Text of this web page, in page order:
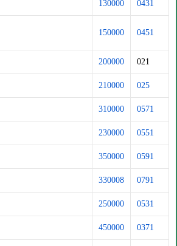
130000 0431
150000 0451
200000 021
210000 025
310000 0571
230000 0551
350000 0591
330008 0791
250000 0531
450000 0371